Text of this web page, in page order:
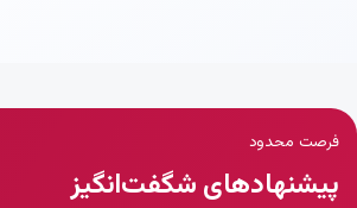
فرصت محدود
پیشنهادهای شگفت‌انگیز